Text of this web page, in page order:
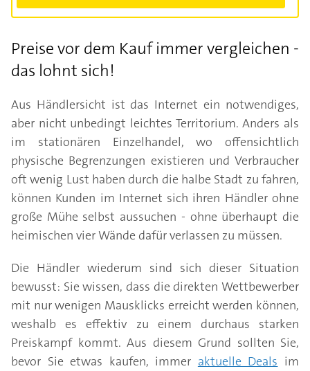
Preise vor dem Kauf immer vergleichen -
das lohnt sich!
Aus Händlersicht ist das Internet ein notwendiges,
aber nicht unbedingt leichtes Territorium. Anders als
im stationären Einzelhandel, wo offensichtlich
physische Begrenzungen existieren und Verbraucher
oft wenig Lust haben durch die halbe Stadt zu fahren,
können Kunden im Internet sich ihren Händler ohne
große Mühe selbst aussuchen - ohne überhaupt die
heimischen vier Wände dafür verlassen zu müssen.
Die Händler wiederum sind sich dieser Situation
bewusst: Sie wissen, dass die direkten Wettbewerber
mit nur wenigen Mausklicks erreicht werden können,
weshalb es effektiv zu einem durchaus starken
Preiskampf kommt. Aus diesem Grund sollten Sie,
bevor Sie etwas kaufen, immer aktuelle Deals im